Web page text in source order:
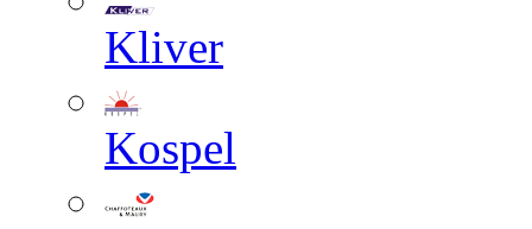
Kliver
Kospel